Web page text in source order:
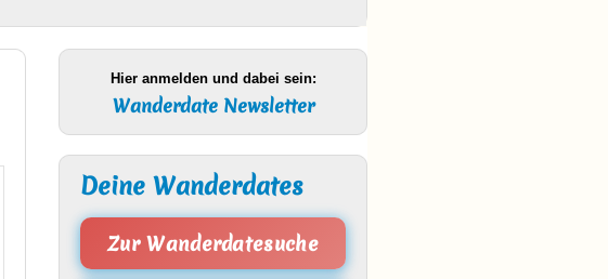
Hier anmelden und dabei sein:
Wanderdate Newsletter
Deine Wanderdates
Zur Wanderdatesuche